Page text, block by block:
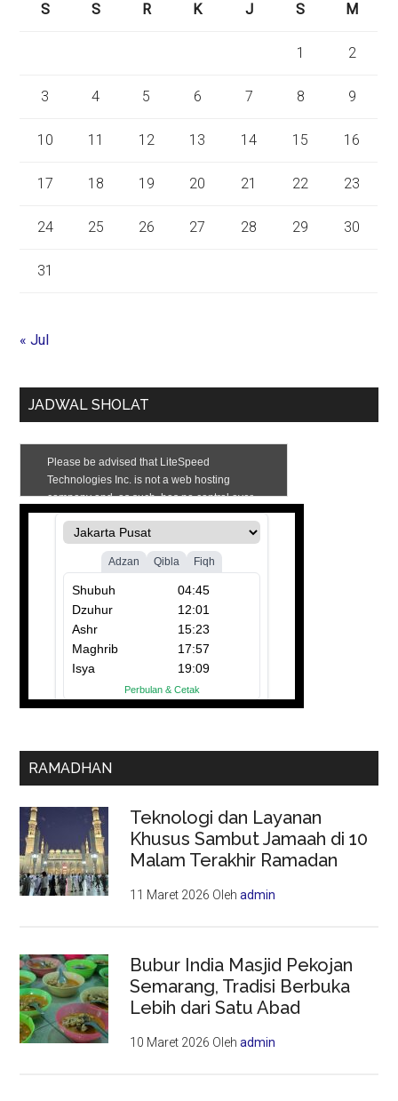
S
S R K J S M
1 2
3 4 5 6 7 8 9
10 11 12 13 14 15 16
17 18 19 20 21 22 23
24 25 26 27 28 29 30
31
« Jul
JADWAL SHOLAT
RAMADHAN
Teknologi dan Layanan
Khusus Sambut Jamaah di 10
Malam Terakhir Ramadan
11 Maret 2026 Olehadmin
Bubur India Masjid Pekojan
Semarang, Tradisi Berbuka
Lebih dari Satu Abad
10 Maret 2026 Olehadmin